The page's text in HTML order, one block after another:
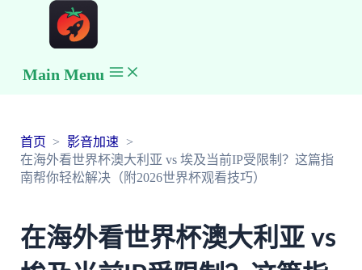
Main Menu
首页
影音加速
在海外看世界杯澳大利亚 vs 埃及当前IP受限制？这篇指
南帮你轻松解决（附2026世界杯观看技巧）
在海外看世界杯澳大利亚 vs